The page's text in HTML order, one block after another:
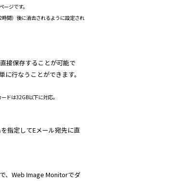
ジです。
間）後に消去されるように設定され
接保存することが可能で
行なうことができます。
ドは32GB以下に対応。
指定してEメール宛先に直
、Web Image Monitorでダ